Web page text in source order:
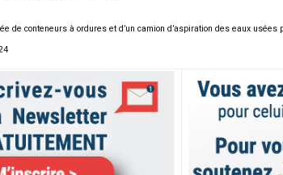
de conteneurs à ordures et d’un camion d’aspiration des eaux